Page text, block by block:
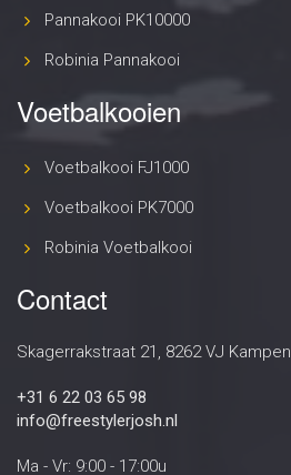
Pannakooi PK10000
Robinia Pannakooi
Voetbalkooien
Voetbalkooi FJ1000
Voetbalkooi PK7000
Robinia Voetbalkooi
Contact
Skagerrakstraat 21, 8262 VJ Kampen
+31 6 22 03 65 98
info@freestylerjosh.nl
Ma - Vr: 9:00 - 17:00u